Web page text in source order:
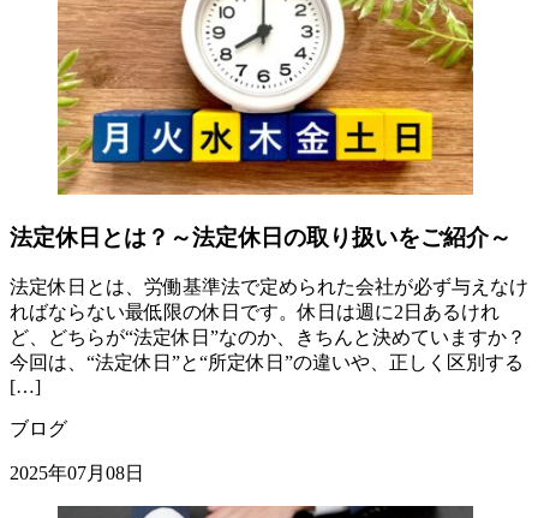
法定休日とは？～法定休日の取り扱いをご紹介～
法定休日とは、労働基準法で定められた会社が必ず与えなけ
ればならない最低限の休日です。休日は週に2日あるけれ
ど、どちらが“法定休日”なのか、きちんと決めていますか？
今回は、“法定休日”と“所定休日”の違いや、正しく区別する
[…]
ブログ
2025年07月08日